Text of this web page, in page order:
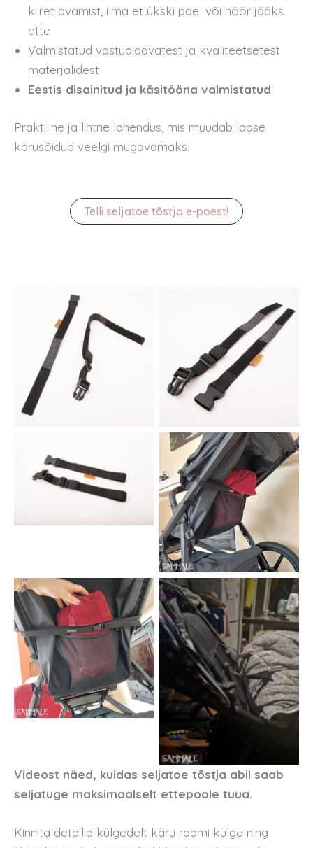
kiiret avamist, ilma et ükski pael või nöör jääks
ette
Valmistatud vastupidavatest ja kvaliteetsetest
materjalidest
Eestis disainitud ja käsitööna valmistatud
Praktiline ja lihtne lahendus, mis muudab lapse
kärusõidud veelgi mugavamaks.
Telli seljatoe tõstja e-poest!
Videost näed, kuidas seljatoe tõstja abil saab
seljatuge maksimaalselt ettepoole tuua.
Kinnita detailid külgedelt käru raami külge ning